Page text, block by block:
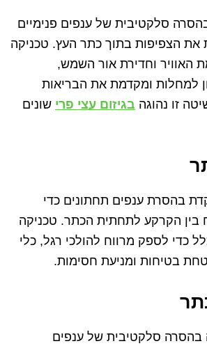
סלקטיבית של ענפים פנימיים
את הצפיפות בתוך כתר העץ. טכניקה
האוויר וחדירת אור השמש,
למחלות ומקדמת את הבריאות
זו נהוגה בגיזום עצי פרישונים
בהסרת ענפים תחתונים כדי
בין הקרקע לתחתית הכתר. טכניקה
כדי לספק מרווח להולכי רגל, כלי
בטיחות ומניעת חסימות.
סלקטיבית של ענפים